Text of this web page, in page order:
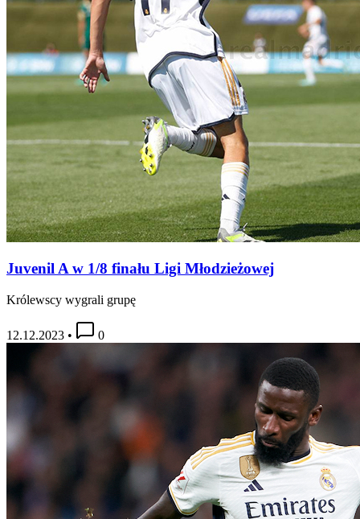
Juvenil A w 1/8 finału Ligi Młodzieżowej
Królewscy wygrali grupę
12.12.2023 • 0